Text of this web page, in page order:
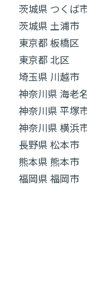
茨城県 つくば
茨城県 土浦市
東京都 板橋区
東京都 北区
埼玉県 川越市
神奈川県 海老
神奈川県 平塚
神奈川県 横浜
長野県 松本市
熊本県 熊本市
福岡県 福岡市